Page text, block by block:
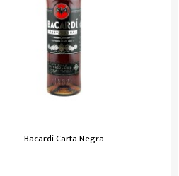
Bacardi Carta Negra